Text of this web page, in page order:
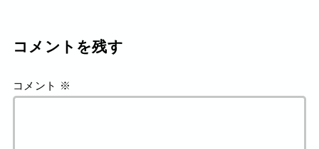
コメントを残す
コメント ※